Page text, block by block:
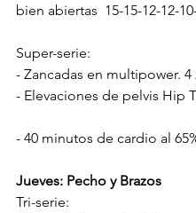
bien abiertas  15-15-12-12-
Super-serie:
- Zancadas en multipower. 4
- Elevaciones de pelvis Hip
- 40 minutos de cardio al
Jueves: Pecho y Brazos
Tri-serie: